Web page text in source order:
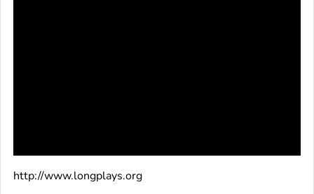
http://www.longplays.org